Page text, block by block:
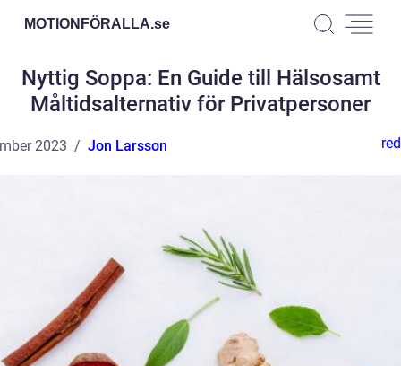
MOTIONFÖRALLA.se
Nyttig Soppa: En Guide till Hälsosamt
Måltidsalternativ för Privatpersoner
2023 Jon Larsson